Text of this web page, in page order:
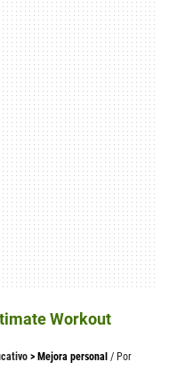
Workout
> Mejora personal / Por